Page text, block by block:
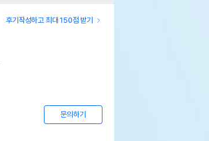
후기작성하고 최대 150점 받기
문의하기